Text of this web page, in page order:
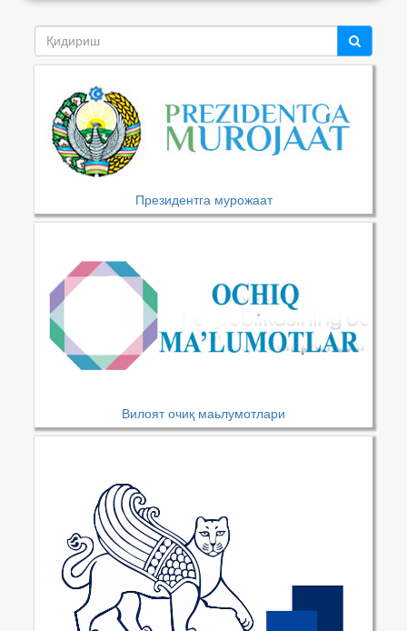
Президентга мурожаат
Вилоят очиқ маьлумотлари